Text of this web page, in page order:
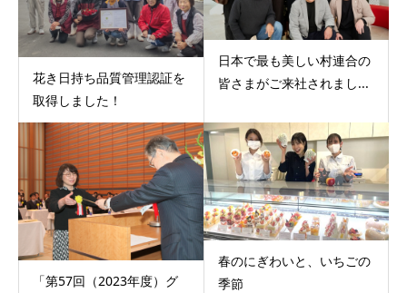
花き日持ち品質管理認証を
取得しました！
日本で最も美しい村連合の
皆さまがご来社されまし...
「第57回（2023年度）グ
春のにぎわいと、いちごの
季節